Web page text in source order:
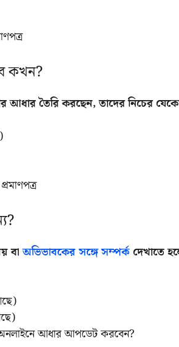
কখন?
আধার তৈরি করছেন, তাদের নিচের
বাঅভিভাবকের সঙ্গে সম্পর্কদেখাতে
অনলাইনে আধার আপডেট করবেন?